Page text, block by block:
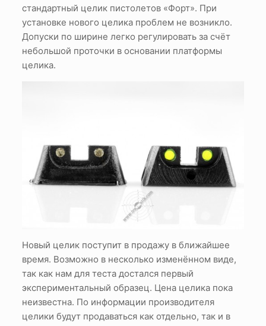
стандартный целик пистолетов «Форт». При
установке нового целика проблем не возникло.
Допуски по ширине легко регулировать за счёт
небольшой проточки в основании платформы
целика.
Новый целик поступит в продажу в ближайшее
время. Возможно в несколько изменённом виде,
так как нам для теста достался первый
экспериментальный образец. Цена целика пока
неизвестна. По информации производителя
целики будут продаваться как отдельно, так и в